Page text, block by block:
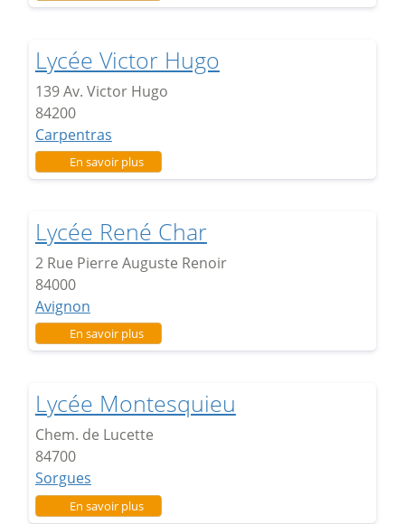
Lycée Victor Hugo
139 Av. Victor Hugo
84200
Carpentras
En savoir plussur Lycée Victor Hugo
Lycée René Char
2 Rue Pierre Auguste Renoir
84000
Avignon
En savoir plussur Lycée René Char
Lycée Montesquieu
Chem. de Lucette
84700
Sorgues
En savoir plussur Lycée Montesquieu